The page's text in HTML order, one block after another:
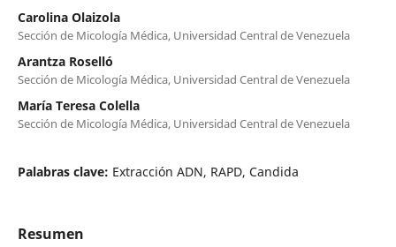
Carolina Olaizola
Sección de Micología Médica, Universidad Central de Venezuela
Arantza Roselló
Sección de Micología Médica, Universidad Central de Venezuela
María Teresa Colella
Sección de Micología Médica, Universidad Central de Venezuela
Palabras clave: Extracción ADN, RAPD, Candida
Resumen